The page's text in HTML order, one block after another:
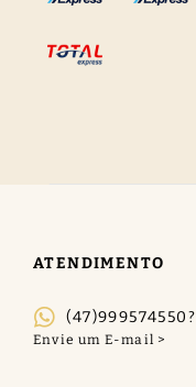
ATENDIMENTO
(47)999574550?